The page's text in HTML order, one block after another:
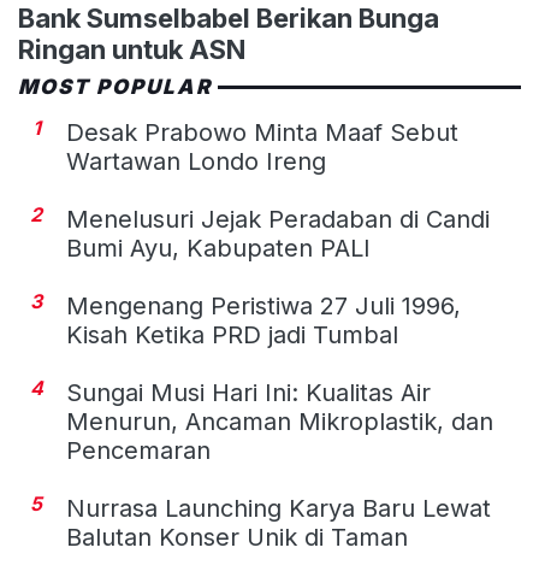
Bank Sumselbabel Berikan Bunga
Ringan untuk ASN
MOST POPULAR
1
Desak Prabowo Minta Maaf Sebut
Wartawan Londo Ireng
2
Menelusuri Jejak Peradaban di Candi
Bumi Ayu, Kabupaten PALI
3
Mengenang Peristiwa 27 Juli 1996,
Kisah Ketika PRD jadi Tumbal
4
Sungai Musi Hari Ini: Kualitas Air
Menurun, Ancaman Mikroplastik, dan
Pencemaran
5
Nurrasa Launching Karya Baru Lewat
Balutan Konser Unik di Taman